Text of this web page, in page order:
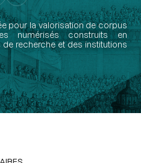
pour la valorisation de corpus
numérisés construits en
recherche et des institutions